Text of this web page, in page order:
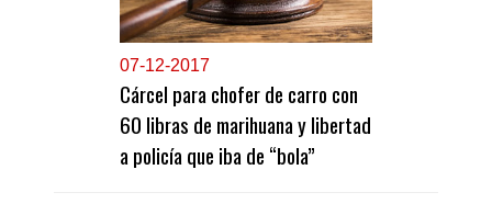
07-12-2017
Cárcel para chofer de carro con
60 libras de marihuana y libertad
a policía que iba de “bola”